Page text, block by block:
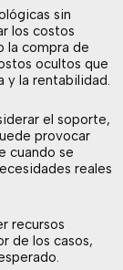
sin
los costos
la compra de
ocultos que
y la rentabilidad.
el soporte,
provocar
cuando se
reales
recursos
de los casos,